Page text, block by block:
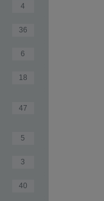
4
36
6
18
47
5
3
40